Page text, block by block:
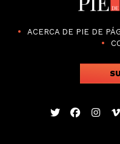
ACERCA DE PIE DE